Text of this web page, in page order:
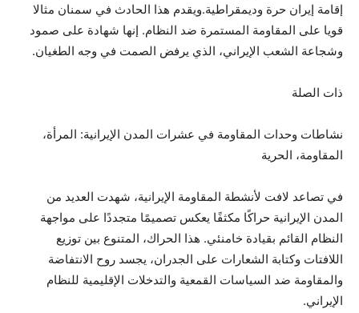
إقامة إيران حرة وديمقراطية.ويقدم هذا الحادث في سمنان مثالا
قويا على المقاومة المستمرة ضد النظام. إنها شهادة على صمود
وشجاعة الشعب الإيراني، الذي يرفض الصمت في وجه الطغيان.
ذات الصلة
نشاطات وحدات المقاومة في عشرات المدن الإيرانية: المرأة،
المقاومة، الحرية
في تصاعد لافت لأنشطة المقاومة الإيرانية، شهدت العديد من
المدن الإيرانية حراكًا مكثفًا يعكس تصميمًا متجددًا على مواجهة
النظام القائم بقيادة خامنئي. هذا الحراك، المتنوع بين توزيع
اللافتات وكتابة الشعارات على الجدران، يجسد روح الانتفاضة
والمقاومة ضد السياسات القمعية والتدخلات الإقليمية للنظام
الإيراني.